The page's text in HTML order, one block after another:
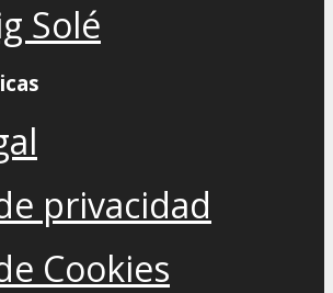
Solé
privacidad
Cookies